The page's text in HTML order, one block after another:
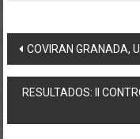
Post
COVIRAN GRANADA,
RESULTADOS: II